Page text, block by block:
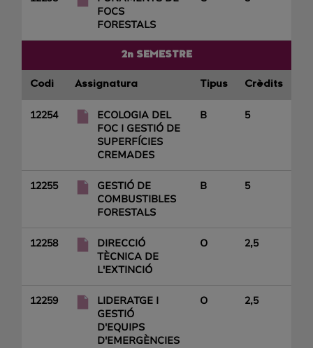
FOCS
FORESTALS
2n SEMESTRE
Codi Assignatura Tipus Crèdits
12254
ECOLOGIA DEL
FOC I GESTIÓ DE
SUPERFÍCIES
CREMADES
B 5
12255
GESTIÓ DE
COMBUSTIBLES
FORESTALS
B 5
12258
DIRECCIÓ
TÈCNICA DE
L'EXTINCIÓ
O 2,5
12259
LIDERATGE I
GESTIÓ
D'EQUIPS
D'EMERGÈNCIES
O 2,5